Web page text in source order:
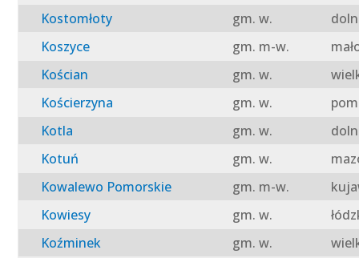
Kostomłoty
gm. w.
Koszyce
gm. m-w.
Kościan
gm. w.
Kościerzyna
gm. w.
Kotla
gm. w.
Kotuń
gm. w.
Kowalewo Pomorskie
gm. m-w.
Kowiesy
gm. w.
Koźminek
gm. w.